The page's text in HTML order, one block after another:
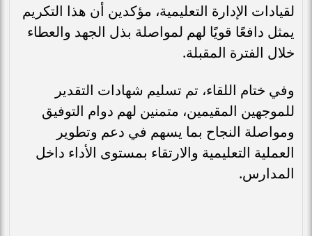
لقيادات الإدارة التعليمية، مؤكدين أن هذا التكريم
يمثل دافعًا قويًا لهم لمواصلة بذل الجهد والعطاء
خلال الفترة المقبلة.
وفي ختام اللقاء، تم تسليم شهادات التقدير
للموجهين المقيمين، متمنين لهم دوام التوفيق
ومواصلة النجاح بما يسهم في دعم وتطوير
العملية التعليمية والارتقاء بمستوى الأداء داخل
المدارس.